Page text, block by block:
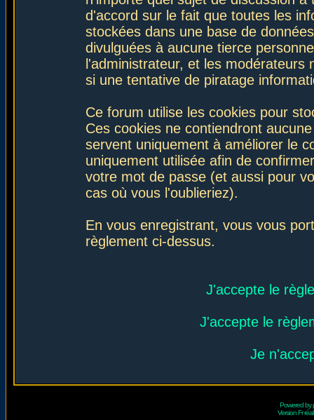
d'accord sur le fait que toutes les
stockées dans une base de
divulguées à aucune tierce
l'administrateur, et les
si une tentative de piratage
Ce forum utilise les cookies pour
Ces cookies ne contiendront
servent uniquement à améliorer le
uniquement utilisée afin de
votre mot de passe (et aussi pour
cas où vous l'oublieriez).
En vous enregistrant, vous vous
règlement ci-dessus.
J'accepte le
J'accepte le
Je
Powered by
Version Fr